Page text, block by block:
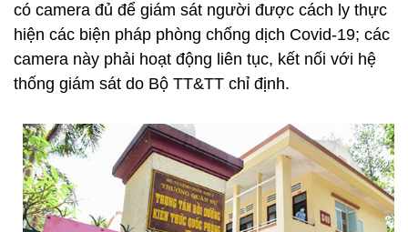
có camera đủ để giám sát người được cách ly thực
hiện các biện pháp phòng chống dịch Covid-19; các
camera này phải hoạt động liên tục, kết nối với hệ
thống giám sát do Bộ TT&TT chỉ định.